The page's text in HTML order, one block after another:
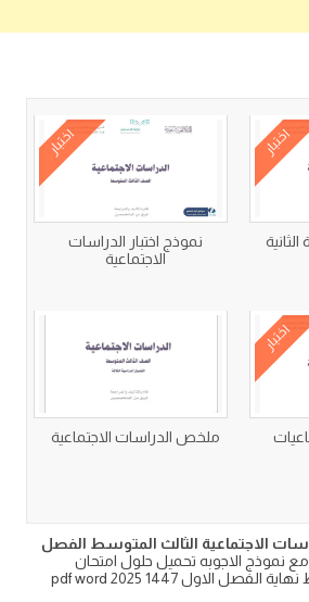
اختبار اختبار
نموذج اختبار الدراسات
الاجتماعية
اختبار
ملخص الدراسات الاجتماعية
الاجتماعية الثالث المتوسط الفصل
١٤٤٧ مع نموذج الاجوبه تحميل حلول امتحان